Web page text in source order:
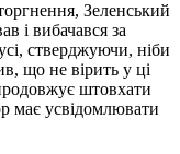
Зеленський
і вибачався за
стверджуючи, ніби
що не вірить у ці
штовхати
має усвідомлювати